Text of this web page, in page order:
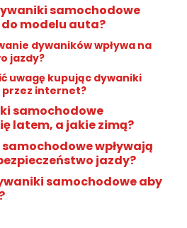
samochodowe
modelu auta?
dywaników wpływa na
jazdy?
uwagę kupując dywaniki
internet?
samochodowe
latem, a jakie zimą?
wpływają
jazdy?
samochodowe aby